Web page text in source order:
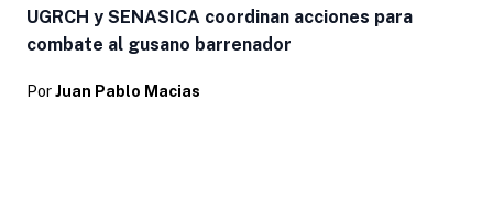
UGRCH y SENASICA coordinan acciones para
combate al gusano barrenador
Por Juan Pablo Macias